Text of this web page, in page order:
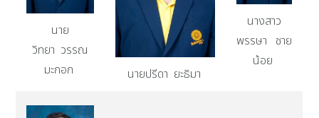
นาย
วิทยา วรรณ
มะกอก
นายปรีดา ยะธิมา
นางสาว
พรรษา ชาย
น้อย